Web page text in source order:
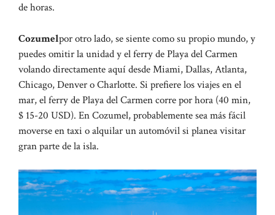
de horas.
Cozumelpor otro lado, se siente como su propio mundo, y
puedes omitir la unidad y el ferry de Playa del Carmen
volando directamente aquí desde Miami, Dallas, Atlanta,
Chicago, Denver o Charlotte. Si prefiere los viajes en el
mar, el ferry de Playa del Carmen corre por hora (40 min,
$ 15-20 USD). En Cozumel, probablemente sea más fácil
moverse en taxi o alquilar un automóvil si planea visitar
gran parte de la isla.